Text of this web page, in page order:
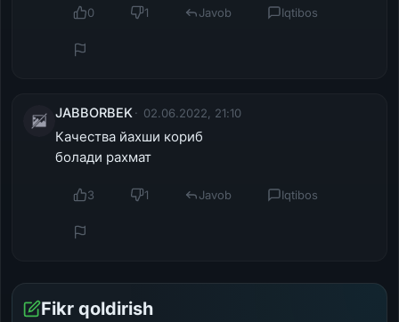
0 1 Javob Iqtibos
JABBORBEK 02.06.2022, 21:10
Качества йахши кориб
болади рахмат
3 1 Javob Iqtibos
Fikr qoldirish